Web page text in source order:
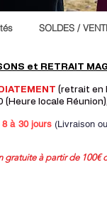
SOLDES /
et RETRAIT
(retrait en
locale
8 à 30 jours(Livraison
gratuite à partir de 100€